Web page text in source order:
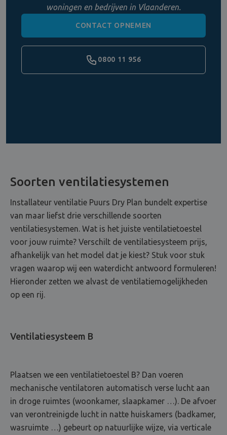
woningen en bedrijven in Vlaanderen.
CONTACT OPNEMEN
0800 11 956
Soorten ventilatiesystemen
Installateur ventilatie Puurs Dry Plan bundelt expertise
van maar liefst drie verschillende soorten
ventilatiesystemen. Wat is het juiste ventilatietoestel
voor jouw ruimte? Verschilt de ventilatiesysteem prijs,
afhankelijk van het model dat je kiest? Stuk voor stuk
vragen waarop wij een waterdicht antwoord formuleren!
Hieronder zetten we alvast de ventilatiemogelijkheden
op een rij.
Ventilatiesysteem B
Plaatsen we een ventilatietoestel B? Dan voeren
mechanische ventilatoren automatisch verse lucht aan
in droge ruimtes (woonkamer, slaapkamer …). De afvoer
van verontreinigde lucht in natte huiskamers (badkamer,
wasruimte …) gebeurt op natuurlijke wijze, via verticale